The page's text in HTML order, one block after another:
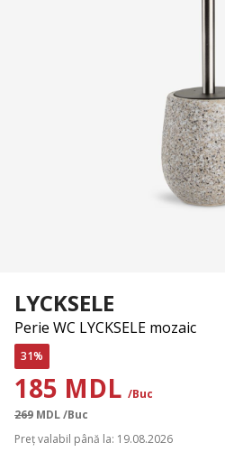
LYCKSELE
Perie WC LYCKSELE mozaic
31%
185 MDL /Buc
269 MDL/Buc
Preț valabil până la: 19.08.2026